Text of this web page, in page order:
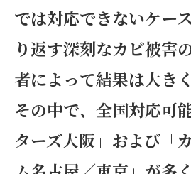
では対応できないケー
り返す深刻なカビ被害
者によって結果は大き
その中で、全国対応可
ターズ大阪」および「